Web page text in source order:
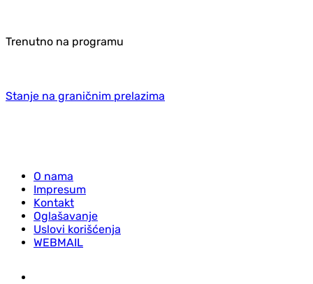
Trenutno na programu
Stanje na graničnim prelazima
O nama
Impresum
Kontakt
Oglašavanje
Uslovi korišćenja
WEBMAIL